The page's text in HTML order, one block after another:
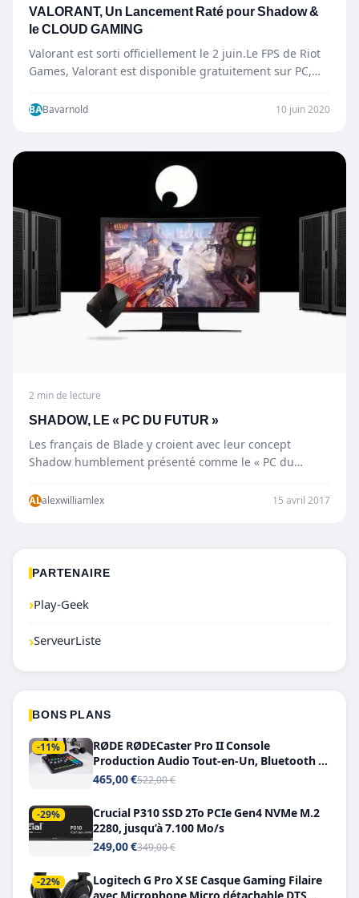
VALORANT, Un Lancement Raté pour Shadow &
le CLOUD GAMING
Valorant est sorti officiellement le 2 juin.Le FPS de Riot
Games, Valorant est disponible gratuitement sur PC,
BABavarnold 10 juin 2020
2 min de lecture
SHADOW, LE « PC DU FUTUR »
Les français de Blade y croient avec leur concept
Shadow humblement présenté comme le « PC du
ALalexwilliamlex 15 avril 2017
PARTENAIRE
›Play-Geek
›ServeurListe
BONS PLANS
-11%
RØDE RØDECaster Pro II Console
Production Audio Tout-en-Un, Bluetooth et
Double USB-C
465,00 €522,00 €
-29%
Crucial P310 SSD 2To PCIe Gen4 NVMe M.2
2280, jusqu’à 7.100 Mo/s
249,00 €349,00 €
-22%
Logitech G Pro X SE Casque Gaming Filaire
avec Microphone Micro détachable DTS